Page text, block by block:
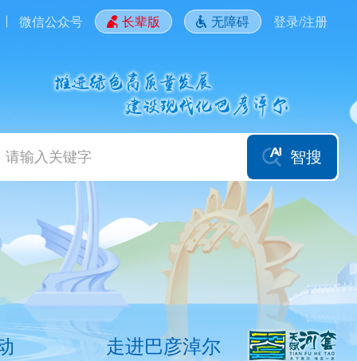
微信公众号 长辈版 无障碍 登录/注册
智搜
走进巴彦淖尔